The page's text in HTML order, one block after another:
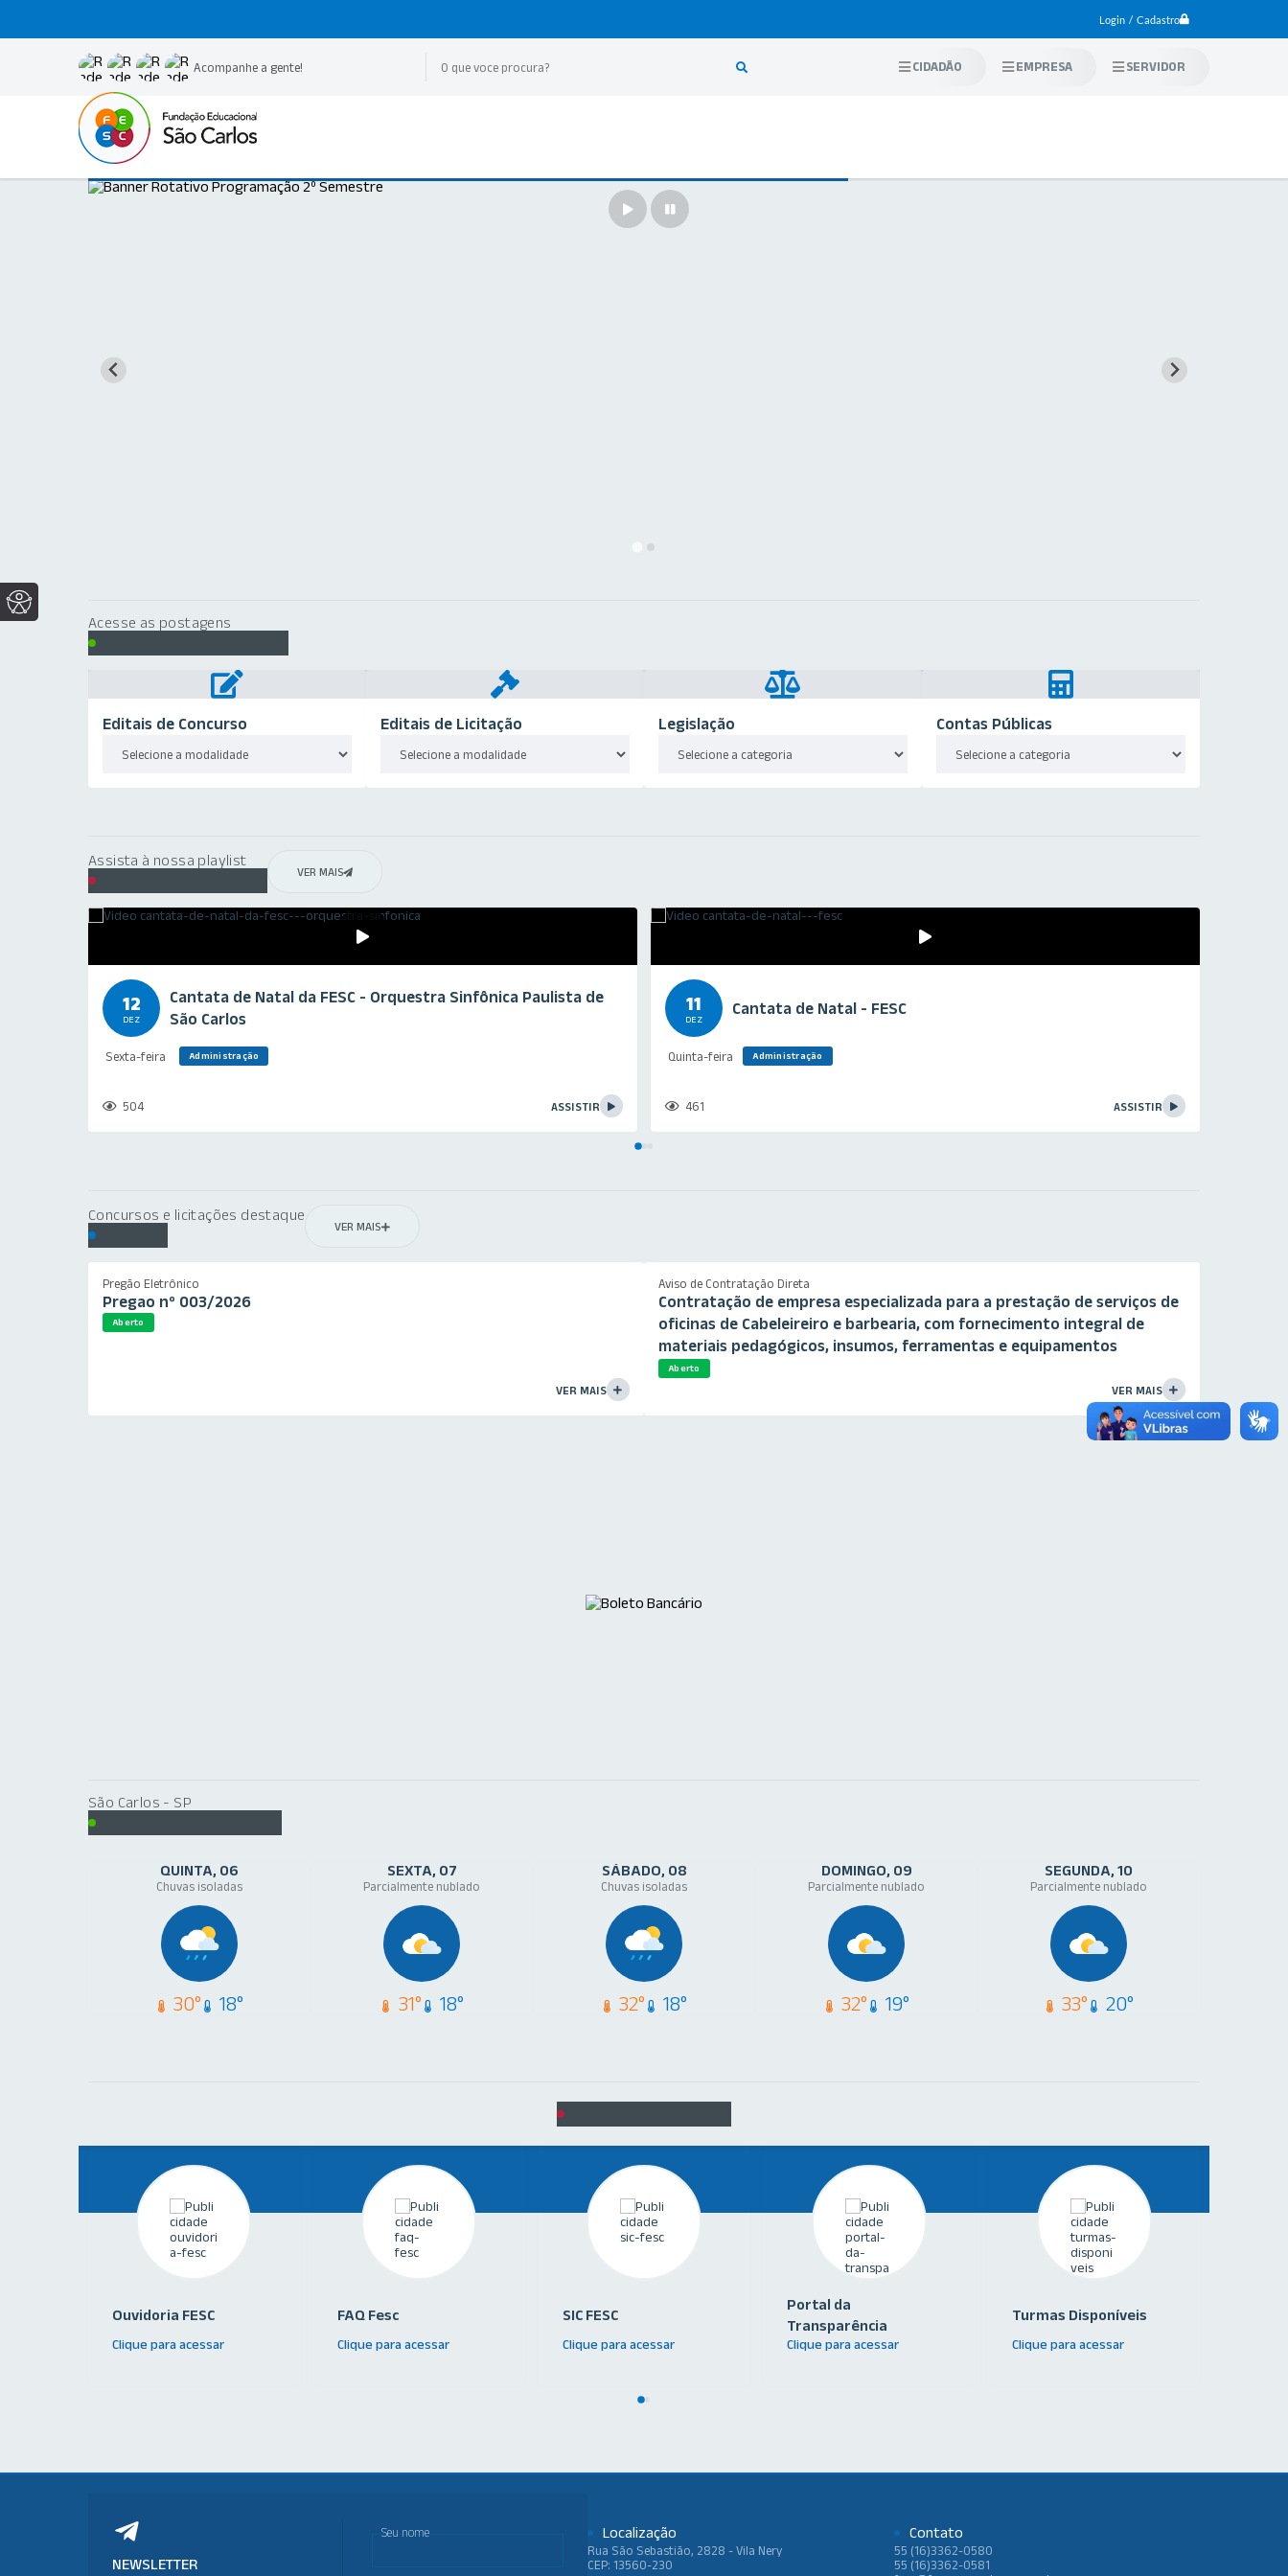
Login / Cadastro
Acompanhe a gente! CIDADÃO EMPRESA SERVIDOR
Acesse as postagens
Editais de Concurso Editais de Licitação Legislação Contas Públicas
Assista à nossa playlist
VER MAIS
Administração
Sexta-feira
12
DEZ
Cantata de Natal da FESC - Orquestra Sinfônica Paulista de
São Carlos
504 ASSISTIR
Administração
Quinta-feira
11
DEZ
Cantata de Natal - FESC
461 ASSISTIR
Concursos e licitações destaque
VER MAIS
Pregão Eletrônico
Pregao nº 003/2026
Aberto
VER MAIS
Aviso de Contratação Direta
Contratação de empresa especializada para a prestação de serviços de
oficinas de Cabeleireiro e barbearia, com fornecimento integral de
materiais pedagógicos, insumos, ferramentas e equipamentos
necessários à execução das...
Aberto
VER MAIS
São Carlos - SP
QUINTA 06
Chuvas isoladas
30° 18°
SEXTA 07
Parcialmente nublado
31° 18°
SÁBADO 08
Chuvas isoladas
32° 18°
DOMINGO 09
Parcialmente nublado
32° 19°
SEGUNDA 10
Parcialmente nublado
33° 20°
Ouvidoria FESC
Clique para acessar
FAQ Fesc
Clique para acessar
SIC FESC
Clique para acessar
Portal da
Transparência
Clique para acessar
Turmas Disponíveis
Clique para acessar
NEWSLETTER
Seu nome Localização
Rua São Sebastião, 2828 - Vila Nery
CEP: 13560-230
Contato
55 (16)3362-0580
55 (16)3362-0581